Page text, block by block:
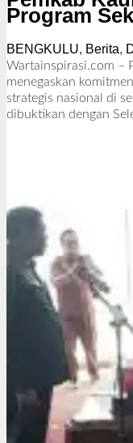
Program
BENGKULU, Berita,
Wartainspirasi.com –
menegaskan
strategis nasional di
dibuktikan dengan